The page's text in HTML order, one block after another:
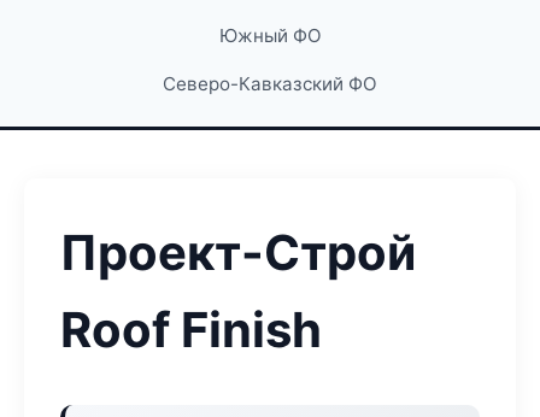
Южный ФО
Северо-Кавказский ФО
Проект-Строй
Roof Finish